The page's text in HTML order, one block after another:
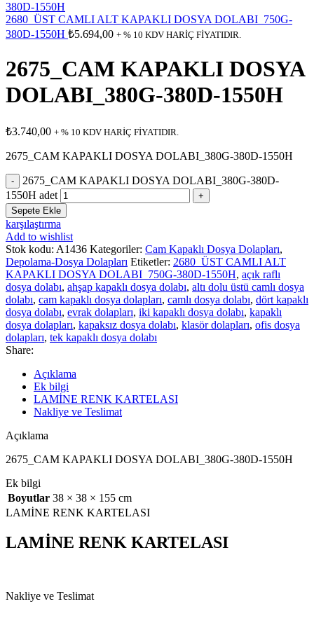
2680_ÜST CAMLI ALT KAPAKLI DOSYA DOLABI_750G-
380D-1550H ₺5.694,00 + % 10 KDV HARİÇ FİYATIDIR.
2675_CAM KAPAKLI DOSYA
DOLABI_380G-380D-1550H
₺3.740,00 + % 10 KDV HARİÇ FİYATIDIR.
2675_CAM KAPAKLI DOSYA DOLABI_380G-380D-1550H
2675_CAM KAPAKLI DOSYA DOLABI_380G-380D-
1550H adet
Sepete Ekle
karşılaştırma
Add to wishlist
Stok kodu: A1436 Kategoriler: Cam Kapaklı Dosya Dolapları,
Depolama-Dosya Dolapları Etiketler: 2680_ÜST CAMLI ALT
KAPAKLI DOSYA DOLABI_750G-380D-1550H, açık raflı
dosya dolabı, ahşap kapaklı dosya dolabı, altı dolu üstü camlı dosya
dolabı, cam kapaklı dosya dolapları, camlı dosya dolabı, dört kapaklı
dosya dolabı, evrak dolapları, iki kapaklı dosya dolabı, kapaklı
dosya dolapları, kapaksız dosya dolabı, klasör dolapları, ofis dosya
dolapları, tek kapaklı dosya dolabı
Share:
Açıklama
Ek bilgi
LAMİNE RENK KARTELASI
Nakliye ve Teslimat
Açıklama
2675_CAM KAPAKLI DOSYA DOLABI_380G-380D-1550H
Ek bilgi
Boyutlar 38 × 38 × 155 cm
LAMİNE RENK KARTELASI
LAMİNE RENK KARTELASI
Nakliye ve Teslimat